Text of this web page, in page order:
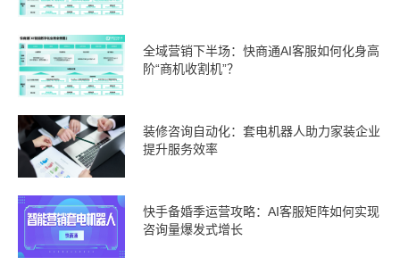
全域营销下半场：快商通AI客服如何化身高
阶“商机收割机”？
装修咨询自动化：套电机器人助力家装企业
提升服务效率
快手备婚季运营攻略：AI客服矩阵如何实现
咨询量爆发式增长